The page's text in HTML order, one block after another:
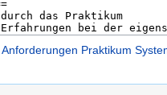
Anforderungen Praktikum